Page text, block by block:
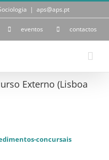
| aps@aps.pt
eventos contactos
Externo (Lisboa
concursais